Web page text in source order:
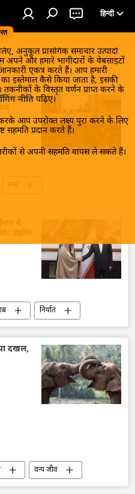
हिन्दी
अनुकूल प्रासंगिक समाचार उत्पादों
अपने और हमारे भागीदारों के वेबसाइटों
एकत्र करते हैं। आप हमारी
इस्तेमाल कैसे किया जाता है, इसकी
के विस्तृत वर्णन प्राप्त करने के
नीति पढ़िए।
आप उपरोक्त लक्ष्य पुरा करने के लिए
प्रदान करते हैं।
से अपनी सहमति वापस ले सकते हैं।
बढ़ाने
रूस
निर्यात
दखल,
वन्य जीव